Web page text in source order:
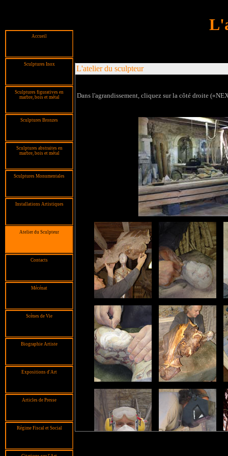
Accueil
Sculptures Inox
Sculptures figuratives en
marbre, bois et métal
Sculptures Bronzes
Sculptures abstraites en
marbre, bois et métal
Sculptures Monumentales
Installations Artistiques
Atelier du Sculpteur
Contacts
Mécénat
Scènes de Vie
Biographie Artiste
Expositions d'Art
Articles de Presse
Régime Fiscal et Social
L'atelier du sculpteur
Dans l'agrandissement, cliquez sur la côté droite